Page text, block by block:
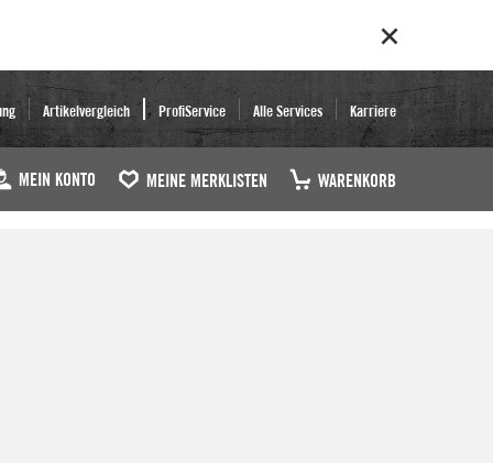
Artikelvergleich ProfiService Alle Services Karriere
MEIN KONTO MEINE MERKLISTEN WARENKORB